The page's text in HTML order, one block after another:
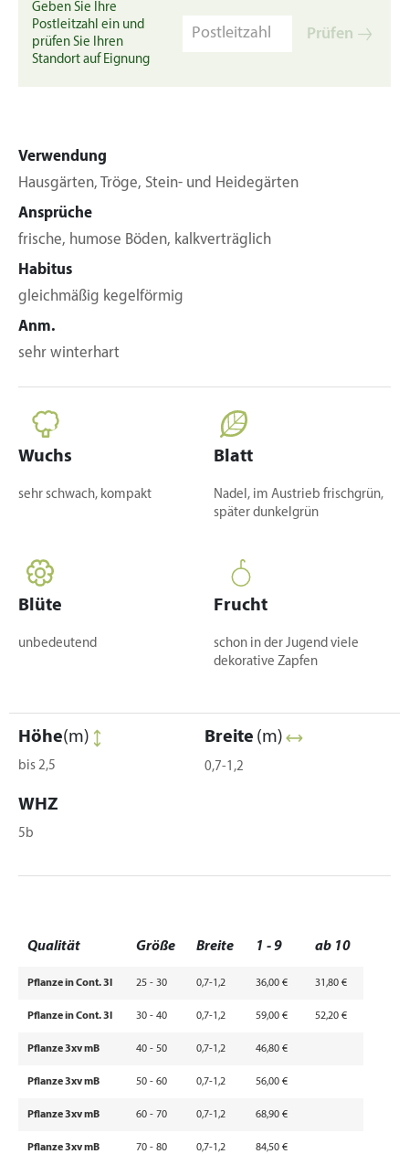
Geben Sie Ihre
Postleitzahl ein und
prüfen Sie Ihren
Standort auf Eignung
Prüfen
Verwendung
Hausgärten, Tröge, Stein- und Heidegärten
Ansprüche
frische, humose Böden, kalkverträglich
Habitus
gleichmäßig kegelförmig
Anm.
sehr winterhart
Wuchs
sehr schwach, kompakt
Blatt
Nadel, im Austrieb frischgrün,
später dunkelgrün
Blüte
unbedeutend
Frucht
schon in der Jugend viele
dekorative Zapfen
Höhe(m)
bis 2,5
Breite (m)
0,7-1,2
WHZ
5b
Qualität Größe Breite 1 - 9 ab 10
Pflanze in Cont. 3l 25 - 30 0,7-1,2 36,00 € 31,80 €
Pflanze in Cont. 3l 30 - 40 0,7-1,2 59,00 € 52,20 €
Pflanze 3xv mB 40 - 50 0,7-1,2 46,80 €
Pflanze 3xv mB 50 - 60 0,7-1,2 56,00 €
Pflanze 3xv mB 60 - 70 0,7-1,2 68,90 €
Pflanze 3xv mB 70 - 80 0,7-1,2 84,50 €